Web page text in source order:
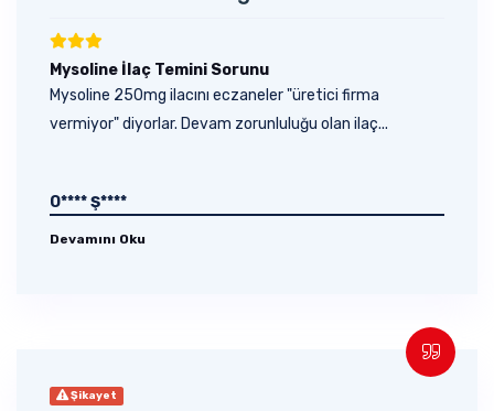
Mysoline İlaç Temini Sorunu
Mysoline 250mg ilacını eczaneler "üretici firma
vermiyor" diyorlar. Devam zorunluluğu olan ilaç...
O**** Ş****
Devamını Oku
Şikayet